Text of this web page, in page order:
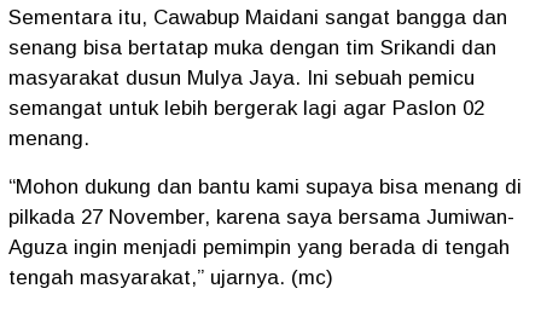
Sementara itu, Cawabup Maidani sangat bangga dan
senang bisa bertatap muka dengan tim Srikandi dan
masyarakat dusun Mulya Jaya. Ini sebuah pemicu
semangat untuk lebih bergerak lagi agar Paslon 02
menang.
“Mohon dukung dan bantu kami supaya bisa menang di
pilkada 27 November, karena saya bersama Jumiwan-
Aguza ingin menjadi pemimpin yang berada di tengah
tengah masyarakat,” ujarnya. (mc)